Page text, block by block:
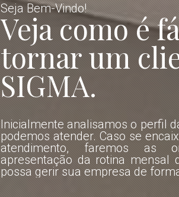
Seja Bem-Vindo!
Veja como é
tornar um
SIGMA.
Inicialmente analisamos o perfil
podemos atender. Caso se
atendimento, faremos as
apresentação da rotina mensal
possa gerir sua empresa de